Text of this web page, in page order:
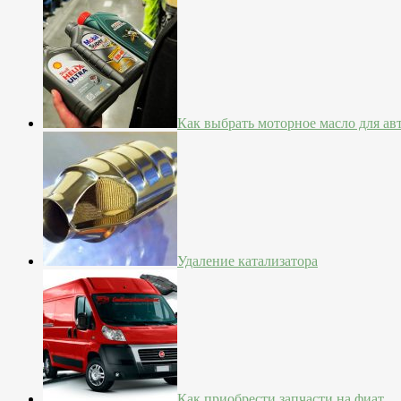
Как выбрать моторное масло для
Удаление катализатора